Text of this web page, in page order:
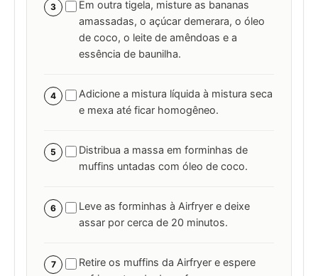
3
Em outra tigela, misture as bananas
amassadas, o açúcar demerara, o óleo
de coco, o leite de amêndoas e a
essência de baunilha.
4
Adicione a mistura líquida à mistura seca
e mexa até ficar homogêneo.
5
Distribua a massa em forminhas de
muffins untadas com óleo de coco.
6
Leve as forminhas à Airfryer e deixe
assar por cerca de 20 minutos.
7
Retire os muffins da Airfryer e espere